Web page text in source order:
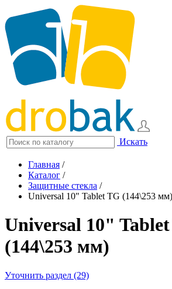
Искать
Главная /
Каталог /
Защитные стекла /
Universal 10" Tablet TG (144\253 мм)
Universal 10"
(144\253 мм)
Уточнить раздел (29)